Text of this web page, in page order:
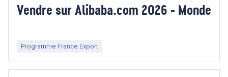
Vendre sur Alibaba.com 2026 - Monde
Programme France Export